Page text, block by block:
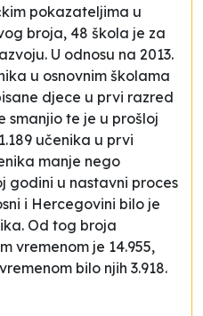
pokazateljima u
broja, 48 škola je za
U odnosu na 2013.
u osnovnim školama
djece u prvi razred
smanjio te je u prošloj
učenika u prvi
manje nego
godini u nastavni proces
i Hercegovini bilo je
Od tog broja
vremenom je 14.955,
bilo njih 3.918.